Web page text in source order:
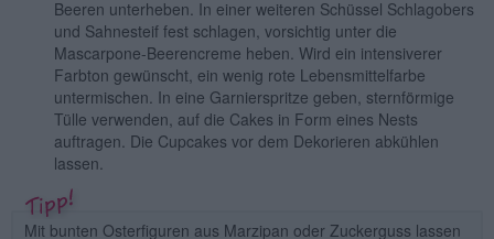
Beeren unterheben. In einer weiteren Schüssel Schlagobers
und Sahnesteif fest schlagen, vorsichtig unter die
Mascarpone-Beerencreme heben. Wird ein intensiverer
Farbton gewünscht, ein wenig rote Lebensmittelfarbe
untermischen. In eine Garnierspritze geben, sternförmige
Tülle verwenden, auf die Cakes in Form eines Nests
auftragen. Die Cupcakes vor dem Dekorieren abkühlen
lassen.
Mit bunten Osterfiguren aus Marzipan oder Zuckerguss lassen